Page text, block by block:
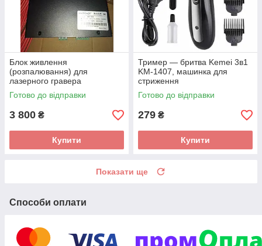
Блок живлення
(розпалювання) для
лазерного гравера
50,60,80,100,130,150 вт
Готово до відправки
3 800 ₴
Купити
Тример — бритва Kemei 3в1
KM-1407, машинка для
стриження
Готово до відправки
279 ₴
Купити
Показати ще
Способи оплати